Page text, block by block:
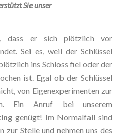
Sie unser
dass er sich plötzlich vor
Sei es, weil der Schlüssel
ins Schloss fiel oder der
ist. Egal ob der Schlüssel
von Eigenexperimenten zur
Ein Anruf bei unserem
genügt! Im Normalfall sind
Stelle und nehmen uns des